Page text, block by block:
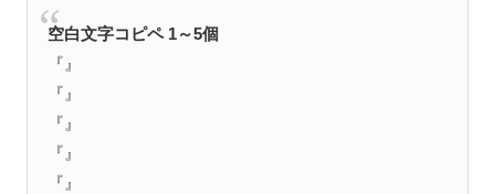
空白文字コピペ 1～5個
『ㅤㅤㅤㅤㅤ』
『ㅤㅤㅤㅤ』
『ㅤㅤㅤ』
『ㅤㅤ』
『ㅤ』